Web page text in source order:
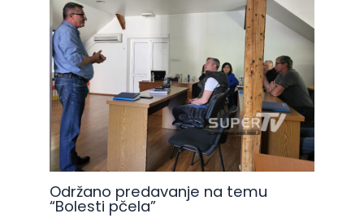
Održano predavanje na temu
“Bolesti pčela”